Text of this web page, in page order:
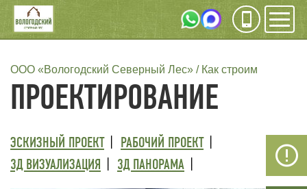
Инфо
СТРОКА
НАВИГАЦИИ
ООО «Вологодский Северный Лес» Как строим
ПРОЕКТИРОВАНИЕ
ТРЕТИЙ
УРОВЕНЬ
ЭСКИЗНЫЙ ПРОЕКТ
РАБОЧИЙ ПРОЕКТ
3Д ВИЗУАЛИЗАЦИЯ
3Д ПАНОРАМА